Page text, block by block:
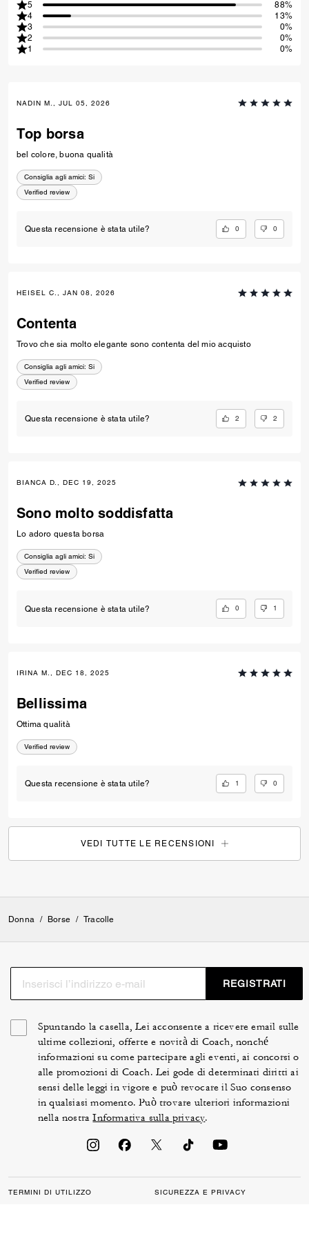
5
88%
4
13%
3
0%
2
0%
1
0%
NADIN M., JUL 05, 2026
Top borsa
bel colore, buona qualità
Consiglia agli amici: Si
Verified review
Questa recensione è stata utile? 0 0
HEISEL C., JAN 08, 2026
Contenta
Trovo che sia molto elegante sono contenta del mio acquisto
Consiglia agli amici: Si
Verified review
Questa recensione è stata utile? 2 2
BIANCA D., DEC 19, 2025
Sono molto soddisfatta
Lo adoro questa borsa
Consiglia agli amici: Si
Verified review
Questa recensione è stata utile? 0 1
IRINA M., DEC 18, 2025
Bellissima
Ottima qualità
Verified review
Questa recensione è stata utile? 1 0
VEDI TUTTE LE RECENSIONI
Donna / Borse / Tracolle
REGISTRATI
Spuntando la casella, Lei acconsente a ricevere email sulle
ultime collezioni, offerte e novità di Coach, nonché
informazioni su come partecipare agli eventi, ai concorsi o
alle promozioni di Coach. Lei gode di determinati diritti ai
sensi delle leggi in vigore e può revocare il Suo consenso
in qualsiasi momento. Può trovare ulteriori informazioni
nella nostraInformativa sulla privacy.
TERMINI DI UTILIZZO SICUREZZA E PRIVACY